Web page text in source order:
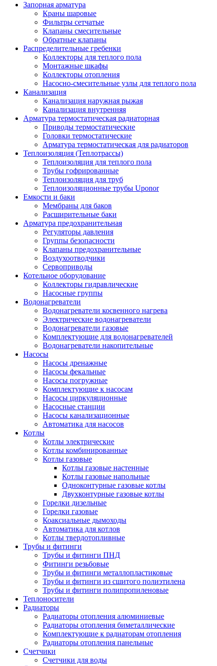
Запорная арматура
Краны шаровые
Фильтры сетчатые
Клапаны смесительные
Обратные клапаны
Распределительные гребенки
Коллекторы для теплого пола
Монтажные шкафы
Коллекторы отопления
Насосно-смесительные узлы для теплого пола
Канализация
Канализация наружная рыжая
Канализация внутренняя
Арматура термостатическая радиаторная
Приводы термостатические
Головки термостатические
Арматура термостатическая для радиаторов
Теплоизоляция (Теплотрассы)
Теплоизоляция для теплого пола
Трубы гофрированные
Теплоизоляция для труб
Теплоизоляционные трубы Uponor
Емкости и баки
Мембраны для баков
Расширительные баки
Арматура предохранительная
Регуляторы давления
Группы безопасности
Клапаны предохранительные
Воздухоотводчики
Сервоприводы
Котельное оборудование
Коллекторы гидравлические
Насосные группы
Водонагреватели
Водонагреватели косвенного нагрева
Электрические водонагреватели
Водонагреватели газовые
Комплектующие для водонагревателей
Водонагреватели накопительные
Насосы
Насосы дренажные
Насосы фекальные
Насосы погружные
Комплектующие к насосам
Насосы циркуляционные
Насосные станции
Насосы канализационные
Автоматика для насосов
Котлы
Котлы электрические
Котлы комбинированные
Котлы газовые
Котлы газовые настенные
Котлы газовые напольные
Одноконтурные газовые котлы
Двухконтурные газовые котлы
Горелки дизельные
Горелки газовые
Коаксиальные дымоходы
Автоматика для котлов
Котлы твердотопливные
Трубы и фитинги
Трубы и фитинги ПНД
Фитинги резьбовые
Трубы и фитинги металлопластиковые
Трубы и фитинги из сшитого полиэтилена
Трубы и фитинги полипропиленовые
Теплоносители
Радиаторы
Радиаторы отопления алюминиевые
Радиаторы отопления биметаллические
Комплектующие к радиаторам отопления
Радиаторы отопления панельные
Cчетчики
Счетчики для воды